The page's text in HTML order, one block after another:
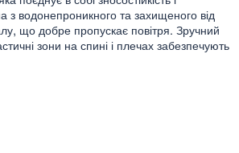
з водонепроникного та захищеного від
що добре пропускає повітря. Зручний
зони на спині і плечах забезпечують
куди припадає найбільше